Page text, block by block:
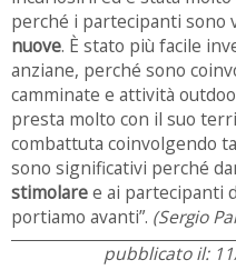
perché i partecipanti sono
nuove. È stato più facile
anziane, perché sono
camminate e attività
presta molto con il suo
combattuta coinvolgendo
sono significativi perché
stimolaree ai partecipanti
portiamo avanti”. (Sergio
pubblicato il: